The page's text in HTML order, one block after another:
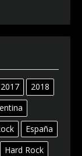
2017
2018
España
Hard Rock